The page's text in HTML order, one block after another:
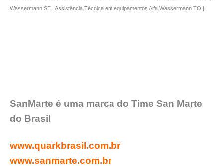
Wassermann SE | Assistência Técnica em equipamentos Alfa Wassermann TO |
SanMarte é uma marca do Time San Marte
do Brasil
www.quarkbrasil.com.br
www.sanmarte.com.br